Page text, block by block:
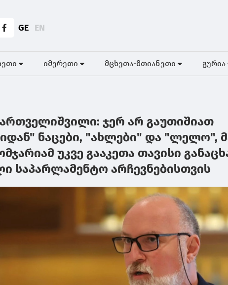
GE EN
იმერეთი მცხეთა-მთიანეთი გურია
ჯერ არ გაუთიშიათ
ნაცები, "ახლები" და "ლელო",
უკვე გააკეთა თავისი
საპარლამენტო არჩევნებისთვის